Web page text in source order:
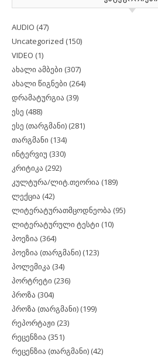
AUDIO (47)
Uncategorized (150)
VIDEO (1)
ახალი ამბები (307)
ახალი წიგნები (264)
დრამატურგია (39)
ესე (488)
ესე (თარგმანი) (281)
თარგმანი (134)
ინტერვიუ (330)
კრიტიკა (292)
კულტურა/ლიტ.თეორია (189)
ლექცია (42)
ლიტერატურათმცოდნეობა (95)
ლიტერატურული ტესტი (10)
პოეზია (364)
პოეზია (თარგმანი) (123)
პოლემიკა (34)
პორტრეტი (236)
პროზა (304)
პროზა (თარგმანი) (199)
რეპორტაჟი (23)
რეცენზია (351)
რეცენზია (თარგმანი) (42)